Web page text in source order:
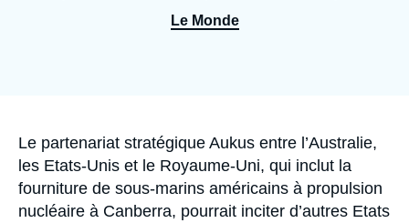
Le Monde
Accroche
Le partenariat stratégique Aukus entre l’Australie,
les Etats-Unis et le Royaume-Uni, qui inclut la
fourniture de sous-marins américains à propulsion
nucléaire à Canberra, pourrait inciter d’autres Etats